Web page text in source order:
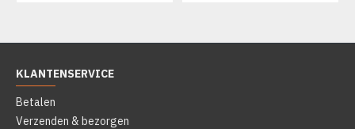
KLANTENSERVICE
Betalen
Verzenden & bezorgen